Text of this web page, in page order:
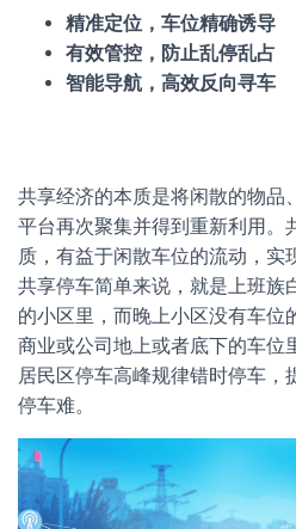
精准定位，车位精确诱导
有效管控，防止乱停乱占
智能导航，高效反向寻车
共享经济的本质是将闲散的物品
平台再次聚集并得到重新利用。
质，有益于闲散车位的流动，实
共享停车简单来说，就是上班族
的小区里，而晚上小区没有车位
商业或公司地上或者底下的车位
居民区停车高峰规律错时停车，
停车难。